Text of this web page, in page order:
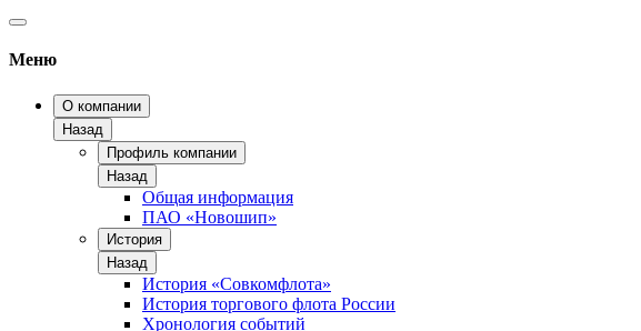
Меню
О компании
Назад
Профиль компании
Назад
Общая информация
ПАО «Новошип»
История
Назад
История «Совкомфлота»
История торгового флота России
Хронология событий